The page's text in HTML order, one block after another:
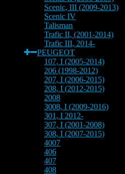
Scenic, III (2009-2013)
Scenic IV
Talisman
Trafic II, (2001-2014)
Trafic III, 2014-
PEUGEOT
107, I (2005-2014)
206 (1998-2012)
207, I (2006-2015)
208, I (2012-2015)
2008
3008, I (2009-2016)
301, I 2012-
307, I (2001-2008)
308, I (2007-2015)
4007
406
407
408